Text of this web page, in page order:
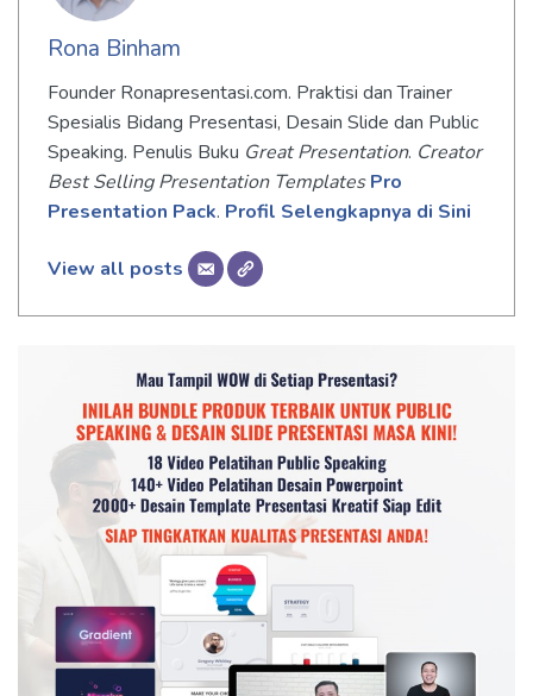
Rona Binham
Founder Ronapresentasi.com. Praktisi dan Trainer
Spesialis Bidang Presentasi, Desain Slide dan Public
Speaking. Penulis Buku Great Presentation. Creator
Best Selling Presentation Templates Pro
Presentation Pack. Profil Selengkapnya di Sini
View all posts